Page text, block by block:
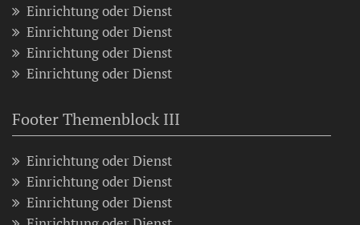
Einrichtung oder Dienst
Einrichtung oder Dienst
Einrichtung oder Dienst
Einrichtung oder Dienst
Footer Themenblock III
Einrichtung oder Dienst
Einrichtung oder Dienst
Einrichtung oder Dienst